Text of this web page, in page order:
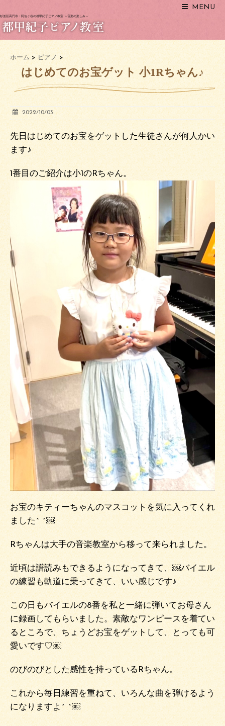
MENU
杉並区高円寺・阿佐ヶ谷の都甲紀子ピアノ教室 ～音楽の楽しみ～
ホーム > ピアノ >
はじめてのお宝ゲット 小1Rちゃん♪
2022/10/03
先日はじめてのお宝をゲットした生徒さんが何人かい
ます♪
1番目のご紹介は小1のRちゃん。
お宝のキティーちゃんのマスコットを気に入ってくれ
ました^ ^￼
Rちゃんは大手の音楽教室から移って来られました。
近頃は譜読みもできるようになってきて、￼バイエル
の練習も軌道に乗ってきて、いい感じです♪
この日もバイエルの8番を私と一緒に弾いてお母さん
に録画してもらいました。素敵なワンピースを着てい
るところで、ちょうどお宝をゲットして、とっても可
愛いです♡￼
のびのびとした感性を持っているRちゃん。
これから毎日練習を重ねて、いろんな曲を弾けるよう
になりますよ^ ^￼